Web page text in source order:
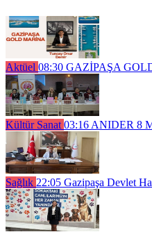
Aktüel 08:30 GAZİPAŞA
Kültür Sanat 03:16 ANIDER 8
Sağlık 22:05 Gazipaşa Devlet